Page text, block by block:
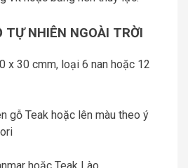
TỰ NHIÊN NGOÀI TRỜI
x 30 cmm, loại 6 nan hoặc 12
gỗ Teak hoặc lên màu theo ý